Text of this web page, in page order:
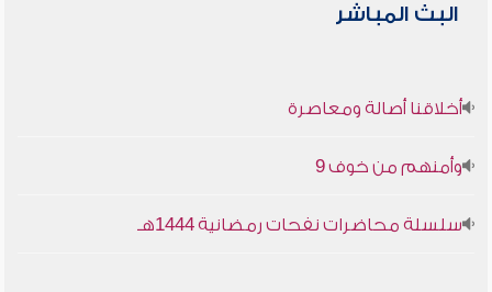
البث المباشر
أخلاقنا أصالة ومعاصرة
وأمنهم من خوف 9
سلسلة محاضرات نفحات رمضانية 1444هـ